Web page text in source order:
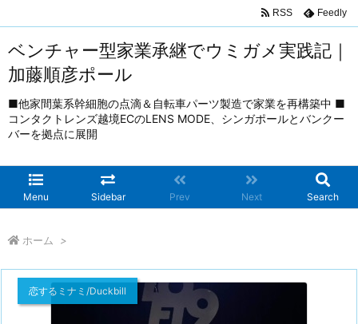
ベンチャー型家業承継でウミガメ実践記｜
加藤順彦ポール
■他家間葉系幹細胞の点滴＆自転車パーツ製造で家業を再構築中 ■
コンタクトレンズ越境ECのLENS MODE、シンガポールとバンクー
バーを拠点に展開
Menu Sidebar Prev Next Search
RSS Feedly
ホーム >
恋するミナミ/Duckbill